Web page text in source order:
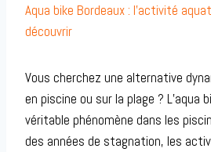
Aqua bike Bordeaux : l’activité
découvrir
Vous cherchez une alternative
en piscine ou sur la plage ? L’aqua
véritable phénomène dans les
des années de stagnation, les